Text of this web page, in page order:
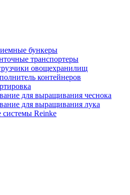
бункеры
транспортеры
овощехранилищ
контейнеров
для выращивания чеснока
для выращивания лука
Reinke